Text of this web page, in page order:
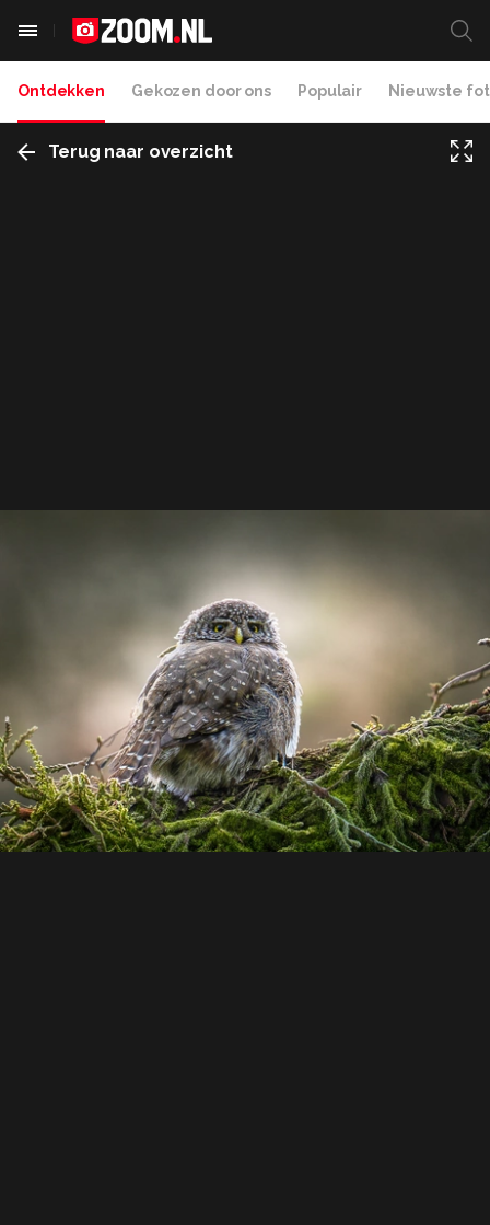
Ontdekken Gekozen door ons Populair Nieuwste
Terug naar overzicht